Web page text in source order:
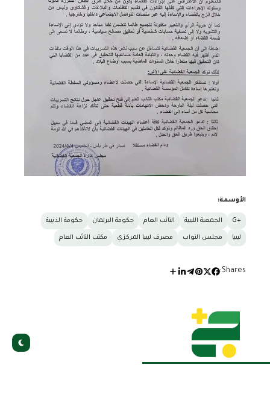
الأوسمة:
+G الجمعية الليبية النائب العام حكومة البرلمان حكومة الدبيبة
ليبيا مجلس النواب مصرف ليبيا المركزي مكتب النائب العام
Shares: